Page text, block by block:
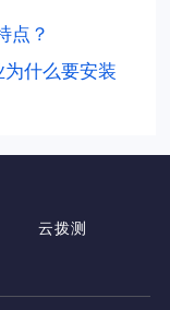
点？
为什么要安装
云拨测